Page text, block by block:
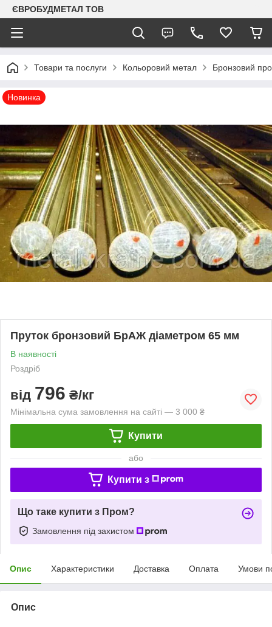
ЄВРОБУДМЕТАЛ ТОВ
Товари та послуги Кольоровий метал Бронзовий
Новинка
Пруток бронзовий БрАЖ діаметром 65 мм
В наявності
Роздріб
від 796 ₴/кг
Мінімальна сума замовлення на сайті — 3 000 ₴
Купити
або
Купити з
Що таке купити з Пром?
Замовлення під захистом
Опис Характеристики Доставка Оплата Умови
Опис